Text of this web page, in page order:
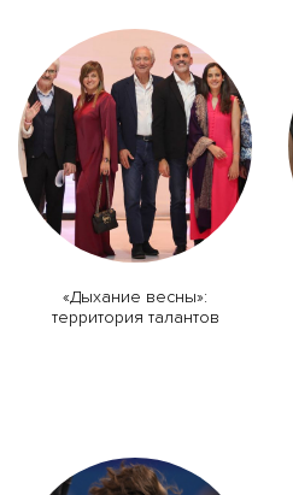
«Дыхание весны»:
территория талантов